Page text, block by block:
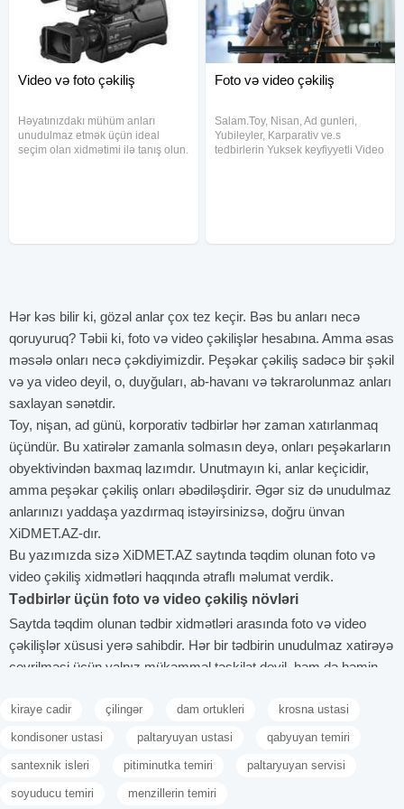
Video və foto çəkiliş
Həyatınızdakı mühüm anları
unudulmaz etmək üçün ideal
seçim olan xidmətimi ilə tanış olun.
Foto və video çəkiliş
Salam.Toy, Nisan, Ad gunleri,
Yubileyler, Karparativ ve.s
tedbirlerin Yuksek keyfiyyetli Video
Hər kəs bilir ki, gözəl anlar çox tez keçir. Bəs bu anları necə
qoruyuruq? Təbii ki, foto və video çəkilişlər hesabına. Amma əsas
məsələ onları necə çəkdiyimizdir. Peşəkar çəkiliş sadəcə bir şəkil
və ya video deyil, o, duyğuları, ab-havanı və təkrarolunmaz anları
saxlayan sənətdir.
Toy, nişan, ad günü, korporativ tədbirlər hər zaman xatırlanmaq
üçündür. Bu xatirələr zamanla solmasın deyə, onları peşəkarların
obyektivindən baxmaq lazımdır. Unutmayın ki, anlar keçicidir,
amma peşəkar çəkiliş onları əbədiləşdirir. Əgər siz də unudulmaz
anlarınızı yaddaşa yazdırmaq istəyirsinizsə, doğru ünvan
XiDMET.AZ-dır.
Bu yazımızda sizə XiDMET.AZ saytında təqdim olunan foto və
video çəkiliş xidmətləri haqqında ətraflı məlumat verdik.
Tədbirlər üçün foto və video çəkiliş növləri
Saytda təqdim olunan tədbir xidmətləri arasında foto və video
çəkilişlər xüsusi yerə sahibdir. Hər bir tədbirin unudulmaz xatirəyə
çevrilməsi üçün yalnız mükəmməl təşkilat deyil, həm də həmin
və video çəkilişlər yalnız vizual sənəd kimi deyil, həm də
emosional və estetik baxımdan tədbirin ruhunu əks etdirən
tədbir, istərsə də fərdi və ya kommersiya məqsədli çəkilişlər
olsun. Hər biri üçün uyğun formatda və yüksək keyfiyyətdə
kiraye cadir çilingər dam ortukleri krosna ustasi
kondisoner ustasi paltaryuyan ustasi qabyuyan temiri
santexnik isleri pitiminutka temiri paltaryuyan servisi
soyuducu temiri menzillerin temiri